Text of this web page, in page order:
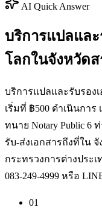
AI Quick Answer
บริการแปลแล
โลกในจังหวัดส
บริการแปลและรับรอง
เริ่มที่ ฿500 ดำเนินการ
ทนาย Notary Public 6
รับ-ส่งเอกสารถึงที่ใน
กระทรวงการต่างประ
083-249-4999 หรือ
01